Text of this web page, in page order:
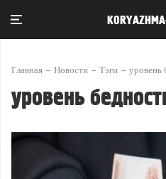
Главная Новости Тэги уровень
уровень